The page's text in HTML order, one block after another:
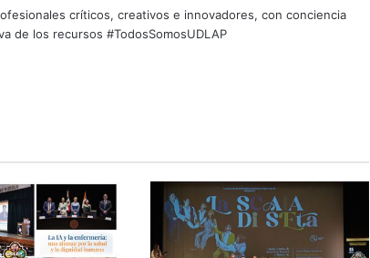
críticos, creativos e innovadores, con conciencia
de los recursos #TodosSomosUDLAP